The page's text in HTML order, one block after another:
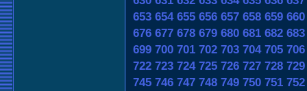
653 654 655 656 657 658 659 660
676 677 678 679 680 681 682 683
699 700 701 702 703 704 705 706
722 723 724 725 726 727 728 729
745 746 747 748 749 750 751 752